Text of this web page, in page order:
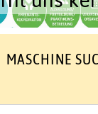
MASCHINE